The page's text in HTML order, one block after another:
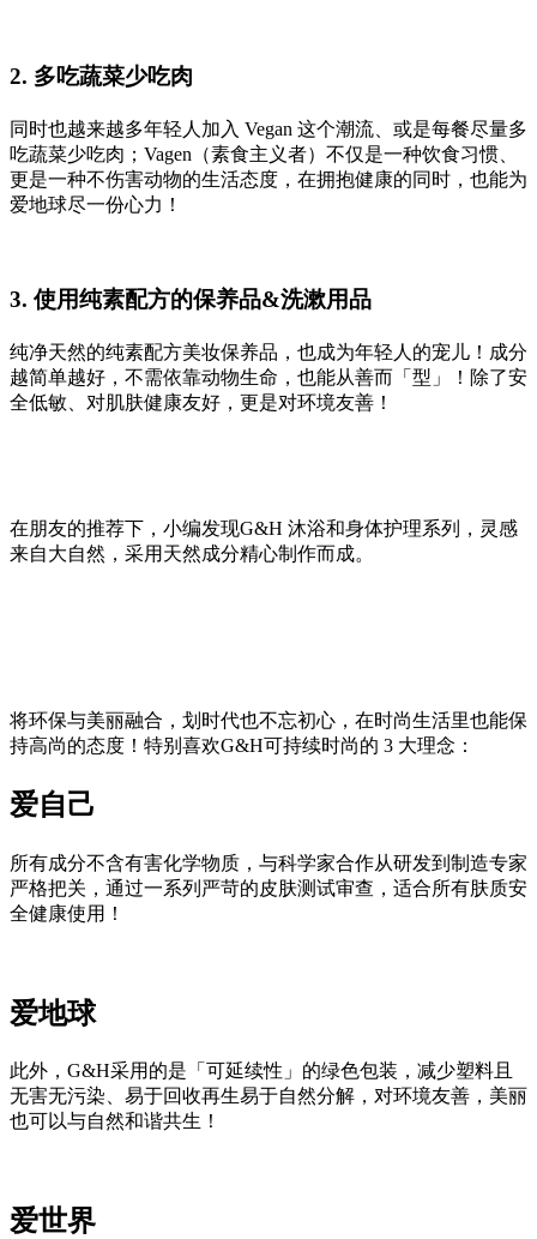
2. 多吃蔬菜少吃肉
同时也越来越多年轻人加入 Vegan 这个潮流、或是每餐尽量多
吃蔬菜少吃肉；Vagen（素食主义者）不仅是一种饮食习惯、
更是一种不伤害动物的生活态度，在拥抱健康的同时，也能为
爱地球尽一份心力！
3. 使用纯素配方的保养品&洗漱用品
纯净天然的纯素配方美妆保养品，也成为年轻人的宠儿！成分
越简单越好，不需依靠动物生命，也能从善而「型」！除了安
全低敏、对肌肤健康友好，更是对环境友善！
在朋友的推荐下，小编发现G&H 沐浴和身体护理系列，灵感
来自大自然，采用天然成分精心制作而成。
将环保与美丽融合，划时代也不忘初心，在时尚生活里也能保
持高尚的态度！特别喜欢G&H可持续时尚的 3 大理念：
爱自己
所有成分不含有害化学物质，与科学家合作从研发到制造专家
严格把关，通过一系列严苛的皮肤测试审查，适合所有肤质安
全健康使用！
爱地球
此外，G&H采用的是「可延续性」的绿色包装，减少塑料且
无害无污染、易于回收再生易于自然分解，对环境友善，美丽
也可以与自然和谐共生！
爱世界